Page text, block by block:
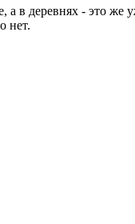
а в деревнях - это же
нет.